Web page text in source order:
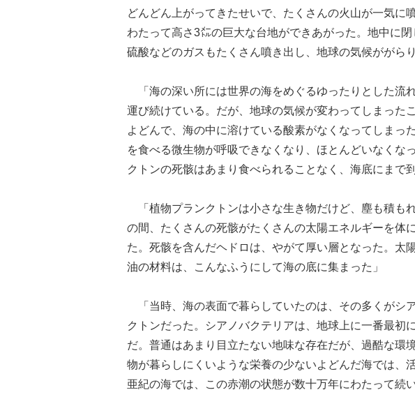
どんどん上がってきたせいで、たくさんの火山が一気に
わたって高さ3㍍の巨大な台地ができあがった。地中に
硫酸などのガスもたくさん噴き出し、地球の気候ががら
「海の深い所には世界の海をめぐるゆったりとした流
運び続けている。だが、地球の気候が変わってしまった
よどんで、海の中に溶けている酸素がなくなってしまっ
を食べる微生物が呼吸できなくなり、ほとんどいなくな
クトンの死骸はあまり食べられることなく、海底にまで到
「植物プランクトンは小さな生き物だけど、塵も積も
の間、たくさんの死骸がたくさんの太陽エネルギーを体
た。死骸を含んだヘドロは、やがて厚い層となった。太
油の材料は、こんなふうにして海の底に集まった」
「当時、海の表面で暮らしていたのは、その多くがシ
クトンだった。シアノバクテリアは、地球上に一番最初
だ。普通はあまり目立たない地味な存在だが、過酷な環
物が暮らしにくいような栄養の少ないよどんだ海では、
亜紀の海では、この赤潮の状態が数十万年にわたって続い